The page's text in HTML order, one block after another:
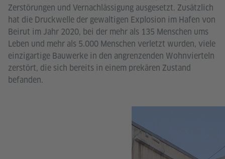
Zerstörungen und Vernachlässigung ausgesetzt. Zusätzlich
hat die Druckwelle der gewaltigen Explosion im Hafen von
Beirut im Jahr 2020, bei der mehr als 135 Menschen ums
Leben und mehr als 5.000 Menschen verletzt wurden, viele
einzigartige Bauwerke in den angrenzenden Wohnvierteln
zerstört, die sich bereits in einem prekären Zustand
befanden.